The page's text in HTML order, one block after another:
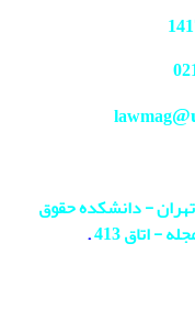
تهران - دانشکده حقوق
.